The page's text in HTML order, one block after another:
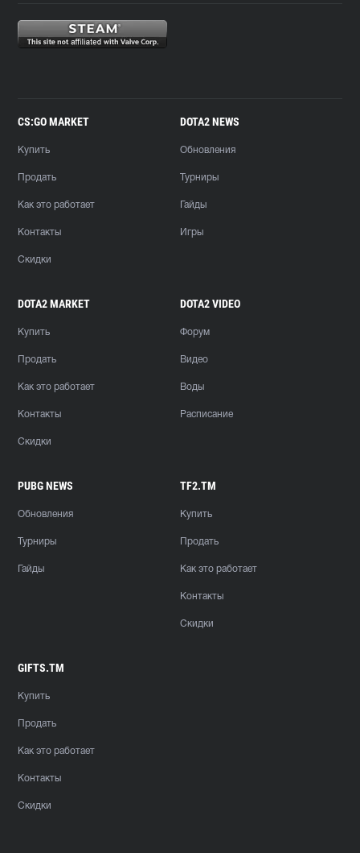
CS:GO MARKET
Купить
Продать
Как это работает
Контакты
Скидки
DOTA2 NEWS
Обновления
Турниры
Гайды
Игры
DOTA2 MARKET
Купить
Продать
Как это работает
Контакты
Скидки
DOTA2 VIDEO
Форум
Видео
Воды
Расписание
PUBG NEWS
Обновления
Турниры
Гайды
TF2.TM
Купить
Продать
Как это работает
Контакты
Скидки
GIFTS.TM
Купить
Продать
Как это работает
Контакты
Скидки